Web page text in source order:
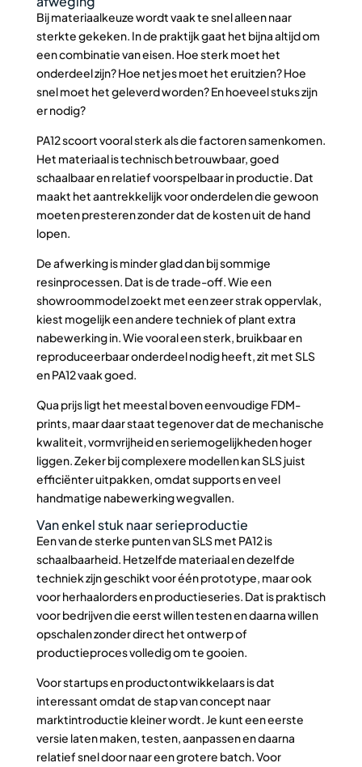
Bij materiaalkeuze wordt vaak te snel alleen naar
sterkte gekeken. In de praktijk gaat het bijna altijd om
een combinatie van eisen. Hoe sterk moet het
onderdeel zijn? Hoe netjes moet het eruitzien? Hoe
snel moet het geleverd worden? En hoeveel stuks zijn
er nodig?
PA12 scoort vooral sterk als die factoren samenkomen.
Het materiaal is technisch betrouwbaar, goed
schaalbaar en relatief voorspelbaar in productie. Dat
maakt het aantrekkelijk voor onderdelen die gewoon
moeten presteren zonder dat de kosten uit de hand
lopen.
De afwerking is minder glad dan bij sommige
resinprocessen. Dat is de trade-off. Wie een
showroommodel zoekt met een zeer strak oppervlak,
kiest mogelijk een andere techniek of plant extra
nabewerking in. Wie vooral een sterk, bruikbaar en
reproduceerbaar onderdeel nodig heeft, zit met SLS
en PA12 vaak goed.
Qua prijs ligt het meestal boven eenvoudige FDM-
prints, maar daar staat tegenover dat de mechanische
kwaliteit, vormvrijheid en seriemogelijkheden hoger
liggen. Zeker bij complexere modellen kan SLS juist
efficiënter uitpakken, omdat supports en veel
handmatige nabewerking wegvallen.
Van enkel stuk naar serieproductie
Een van de sterke punten van SLS met PA12 is
schaalbaarheid. Hetzelfde materiaal en dezelfde
techniek zijn geschikt voor één prototype, maar ook
voor herhaalorders en productieseries. Dat is praktisch
voor bedrijven die eerst willen testen en daarna willen
opschalen zonder direct het ontwerp of
productieproces volledig om te gooien.
Voor startups en productontwikkelaars is dat
interessant omdat de stap van concept naar
marktintroductie kleiner wordt. Je kunt een eerste
versie laten maken, testen, aanpassen en daarna
relatief snel door naar een grotere batch. Voor